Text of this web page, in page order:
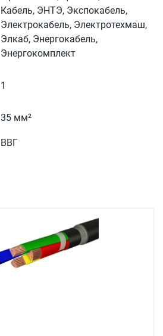
Кабель, ЭНТЭ, Экспокабель,
Электрокабель, Электротехмаш,
Элкаб, Энергокабель,
Энергокомплект
1
35 мм²
ВВГ